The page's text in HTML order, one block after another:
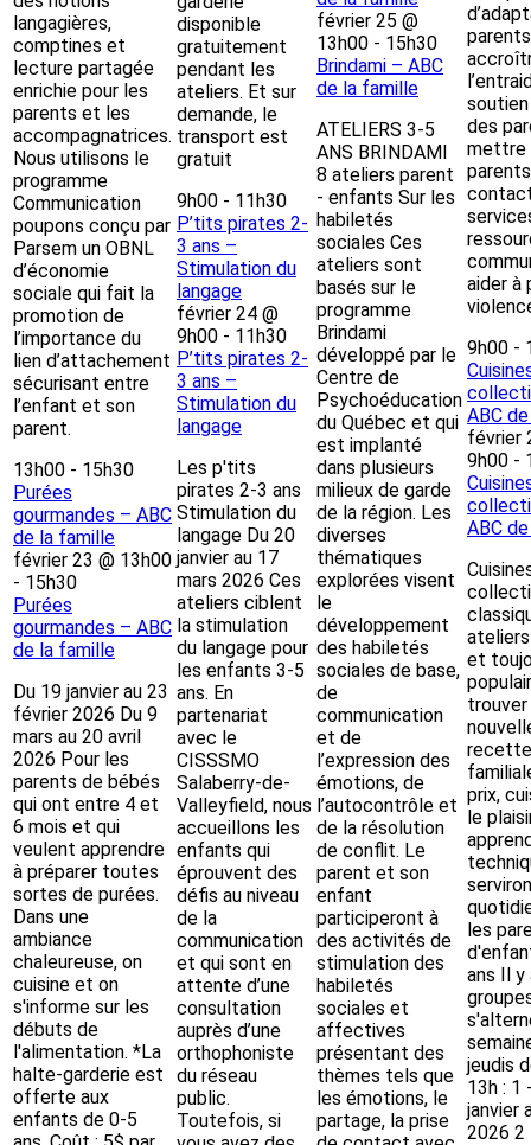
langagières,
comptines et
lecture partagée
enrichie pour les
parents et les
accompagnatrices.
Nous utilisons le
programme
Communication
poupons conçu par
Parsem un OBNL
d’économie
sociale qui fait la
promotion de
l’importance du
lien d’attachement
sécurisant entre
l’enfant et son
parent.
13h00 - 15h30
Purées
gourmandes – ABC
de la famille
février 23 @ 13h00
- 15h30
Purées
gourmandes – ABC
de la famille
Du 19 janvier au 23
février 2026 Du 9
mars au 20 avril
2026 Pour les
parents de bébés
qui ont entre 4 et
6 mois et qui
veulent apprendre
à préparer toutes
sortes de purées.
Dans une
ambiance
chaleureuse, on
cuisine et on
s'informe sur les
débuts de
l'alimentation. *La
halte-garderie est
offerte aux
enfants de 0-5
disponible
gratuitement
pendant les
ateliers. Et sur
demande, le
transport est
gratuit
9h00 - 11h30
P’tits pirates 2-
3 ans –
Stimulation du
langage
février 24 @
9h00 - 11h30
P’tits pirates 2-
3 ans –
Stimulation du
langage
Les p'tits
pirates 2-3 ans
Stimulation du
langage Du 20
janvier au 17
mars 2026 Ces
ateliers ciblent
la stimulation
du langage pour
les enfants 3-5
ans. En
partenariat
avec le
CISSSMO
Salaberry-de-
Valleyfield, nous
accueillons les
enfants qui
éprouvent des
défis au niveau
de la
communication
et qui sont en
attente d’une
consultation
auprès d’une
orthophoniste
du réseau
public.
Toutefois, si
février 25 @
13h00 - 15h30
Brindami – ABC
de la famille
ATELIERS 3-5
ANS BRINDAMI
8 ateliers parent
- enfants Sur les
habiletés
sociales Ces
ateliers sont
basés sur le
programme
Brindami
développé par le
Centre de
Psychoéducation
du Québec et qui
est implanté
dans plusieurs
milieux de garde
de la région. Les
diverses
thématiques
explorées visent
le
développement
des habiletés
sociales de base,
de
communication
et de
l’expression des
émotions, de
l’autocontrôle et
de la résolution
de conflit. Le
parent et son
enfant
participeront à
des activités de
stimulation des
habiletés
sociales et
affectives
présentant des
thèmes tels que
les émotions, le
partage, la prise
des
mettre
aider à
9h00 -
ABC
février
9h00 -
ABC
et
prix,
le
les
ans Il y
jeudis
13h : 1
janvier
2026 2